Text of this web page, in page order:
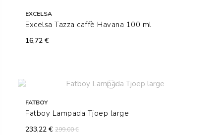
EXCELSA
Excelsa Tazza caffè Havana 100 ml
16,72 €
FATBOY
Fatboy Lampada Tjoep large
233,22 €299,00 €